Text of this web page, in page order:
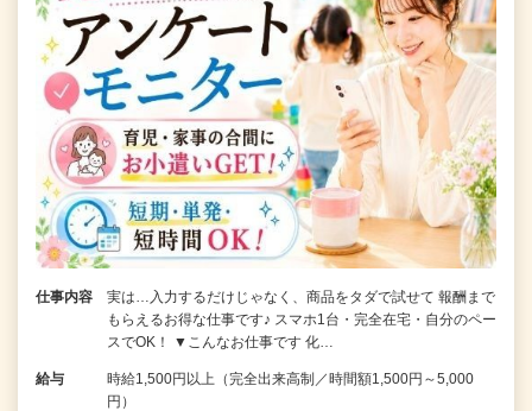
仕事内容
実は…入力するだけじゃなく、商品をタダで試せて 報酬まで
もらえるお得な仕事です♪ スマホ1台・完全在宅・自分のペー
スでOK！ ▼こんなお仕事です 化…
給与
時給1,500円以上（完全出来高制／時間額1,500円～5,000
円）